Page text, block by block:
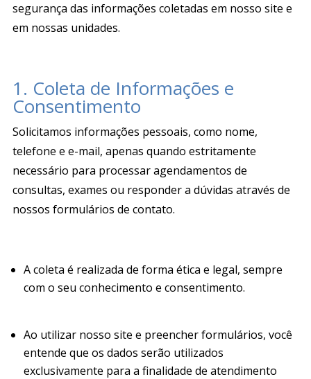
segurança das informações coletadas em nosso site e
em nossas unidades.
1. Coleta de Informações e
Consentimento
Solicitamos informações pessoais, como nome,
telefone e e-mail, apenas quando estritamente
necessário para processar agendamentos de
consultas, exames ou responder a dúvidas através de
nossos formulários de contato.
A coleta é realizada de forma ética e legal, sempre
com o seu conhecimento e consentimento.
Ao utilizar nosso site e preencher formulários, você
entende que os dados serão utilizados
exclusivamente para a finalidade de atendimento